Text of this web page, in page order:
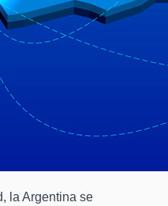
la Argentina se